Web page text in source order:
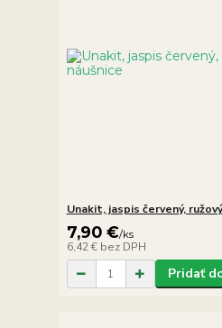
Unakit, jaspis červený,
7,90 €/ks
6,42 € bez DPH
Pridať